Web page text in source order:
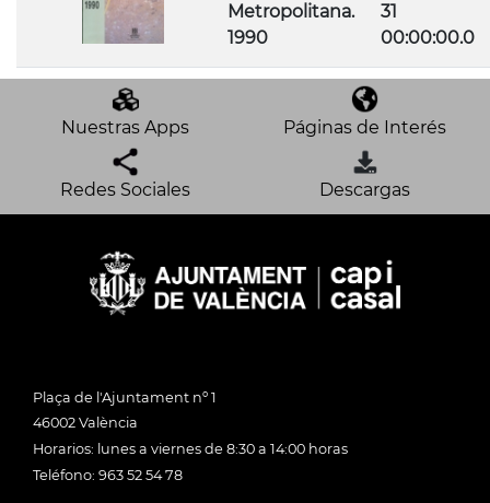
Metropolitana.
1990
31
00:00:00.0
Nuestras Apps Páginas de Interés
Redes Sociales Descargas
Plaça de l'Ajuntament nº 1
46002 València
Horarios: lunes a viernes de 8:30 a 14:00 horas
Teléfono: 963 52 54 78